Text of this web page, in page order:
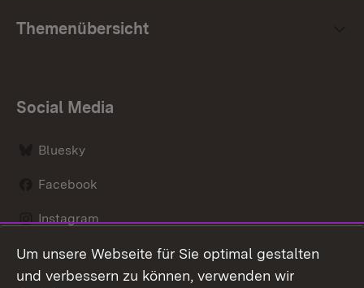
Themenübersicht
Social Media
Bluesky
Facebook
Instagram
LinkedIn
Um unsere Webseite für Sie optimal gestalten
und verbessern zu können, verwenden wir